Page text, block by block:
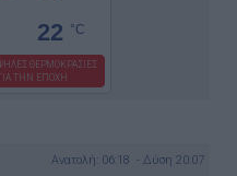
22 °C
ΘΕΡΜΟΚΡΑΣΙΕΣ
ΓΙΑ ΤΗΝ ΕΠΟΧΗ
Ανατολή: 06:18 - Δύση 20:07